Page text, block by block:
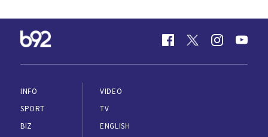
INFO
SPORT
BIZ
VIDEO
TV
ENGLISH